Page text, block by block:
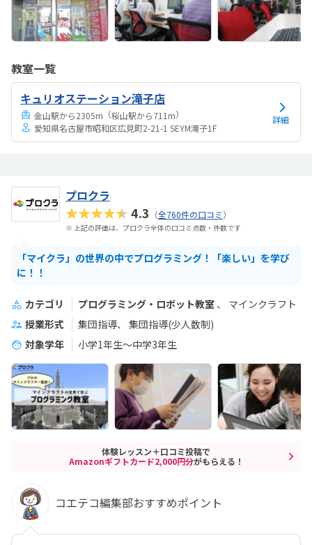
教室一覧
キュリオステーション滝子店
金山駅から2305m （桜山駅から711m）
愛知県名古屋市昭和区広見町2-21-1 SEYM滝子1F
詳細
プロクラ
★★★★★4.3 （全760件の口コミ）
※ 上記の評価は、プロクラ全体の口コミ点数・件数です
「マイクラ」の世界の中でプログラミング！「楽しい」を学び
に！！
カテゴリ プログラミング・ロボット教室
マインクラフト
授業形式
集団指導
集団指導(少人数制)
対象学年
小学1年生～中学3年生
体験レッスン＋口コミ投稿で
Amazonギフトカード2,000円分がもらえる！
コエテコ編集部おすすめポイント